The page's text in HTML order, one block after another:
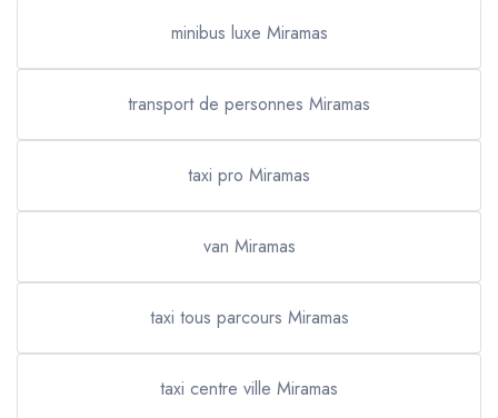
minibus luxe Miramas
transport de personnes Miramas
taxi pro Miramas
van Miramas
taxi tous parcours Miramas
taxi centre ville Miramas